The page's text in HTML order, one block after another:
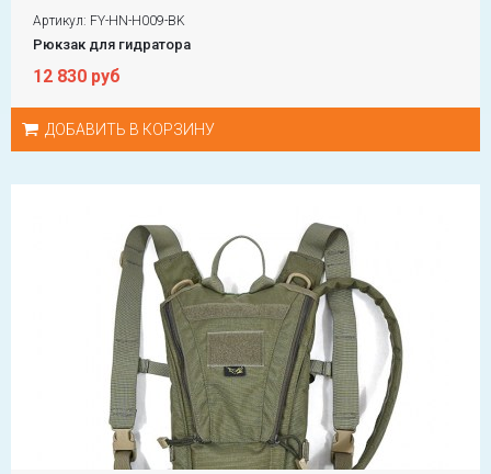
Артикул: FY-HN-H009-BK
Рюкзак для гидратора
12 830 руб
ДОБАВИТЬ В КОРЗИНУ